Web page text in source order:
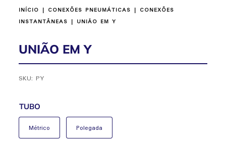
INÍCIO | CONEXÕES PNEUMÁTICAS | CONEXÕES
INSTANTÂNEAS | UNIÃO EM Y
UNIÃO EM Y
SKU:PY
TUBO
Métrico Polegada